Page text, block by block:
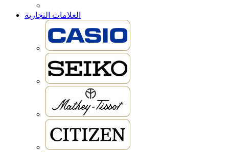
العلامات التجارية